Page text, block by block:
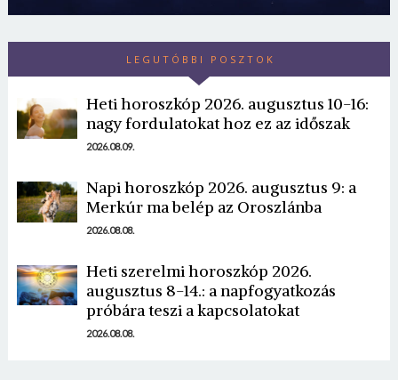
LEGUTÓBBI POSZTOK
Heti horoszkóp 2026. augusztus 10-16:
nagy fordulatokat hoz ez az időszak
2026.08.09.
Napi horoszkóp 2026. augusztus 9: a
Merkúr ma belép az Oroszlánba
2026.08.08.
Heti szerelmi horoszkóp 2026.
augusztus 8-14.: a napfogyatkozás
próbára teszi a kapcsolatokat
2026.08.08.